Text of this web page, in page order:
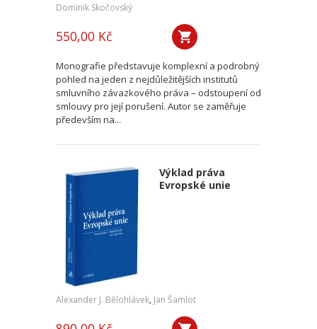
Dominik Skočovský
550,00 Kč
Monografie představuje komplexní a podrobný
pohled na jeden z nejdůležitějších institutů
smluvního závazkového práva – odstoupení od
smlouvy pro její porušení. Autor se zaměřuje
především na...
Výklad práva
Evropské unie
Alexander J. Bělohlávek, Jan Šamlot